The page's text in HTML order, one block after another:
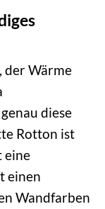
der Wärme
diese
Rotton ist
eine
einen
Wandfarben